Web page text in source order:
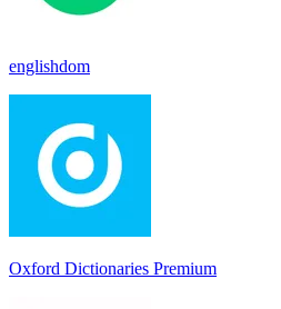
englishdom
Oxford Dictionaries Premium